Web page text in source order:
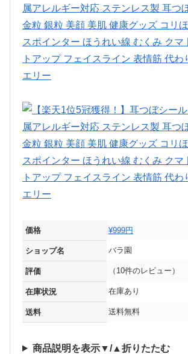
価格 ¥999円
ショップ名 バラ園
評価 （10件のレビュー）
在庫状況 在庫あり
送料 送料無料
商品説明を表示▼/▲折りたたむ